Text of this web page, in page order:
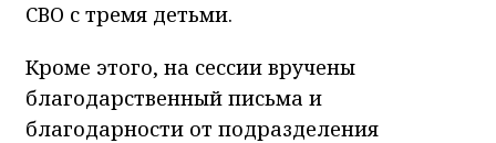
СВО с тремя детьми.
Кроме этого, на сессии вручены
благодарственный письма и
благодарности от подразделения